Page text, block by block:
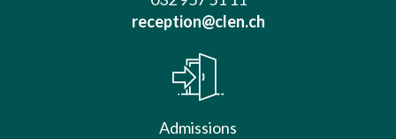
reception@clen.ch
Admissions